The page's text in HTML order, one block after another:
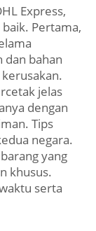
Express,
Pertama,
dan bahan
jelas
dengan
Tips
negara.
yang
khusus.
serta